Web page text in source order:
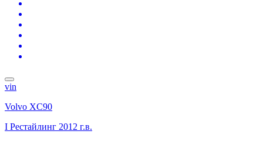
vin
Volvo XC90
I Рестайлинг 2012 г.в.